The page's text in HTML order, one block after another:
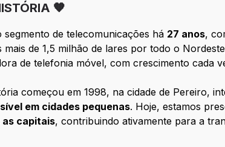
🧡
segmento de telecomunicações há 27 anos,
mais de 1,5 milhão de lares por todo o
de telefonia móvel, com crescimento cada
começou em 1998, na cidade de Pereiro,
em cidades pequenas. Hoje, estamos
capitais, contribuindo ativamente para a